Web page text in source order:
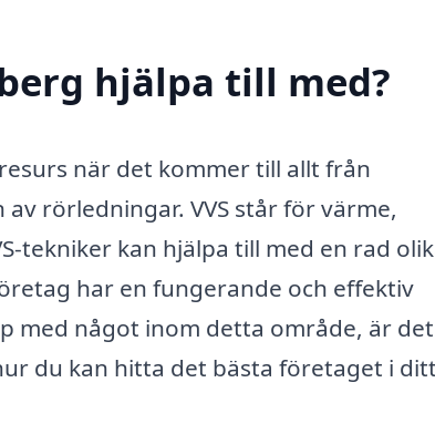
hjälpa till med?
när det kommer till allt från
rörledningar. VVS står för värme,
tekniker kan hjälpa till med en rad
har en fungerande och effektiv
med något inom detta område, är det
du kan hitta det bästa företaget i